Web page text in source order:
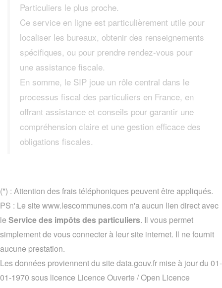
Particuliers le plus proche.
Ce service en ligne est particulièrement utile pour
localiser les bureaux, obtenir des renseignements
spécifiques, ou pour prendre rendez-vous pour
une assistance fiscale.
En somme, le SIP joue un rôle central dans le
processus fiscal des particuliers en France, en
offrant assistance et conseils pour garantir une
compréhension claire et une gestion efficace des
obligations fiscales.
(*) : Attention des frais téléphoniques peuvent être appliqués.
PS : Le site www.lescommunes.com n'a aucun lien direct avec
le Service des impôts des particuliers. Il vous permet
simplement de vous connecter à leur site internet. Il ne fournit
aucune prestation.
Les données proviennent du site data.gouv.fr mise à jour du 01-
01-1970 sous licence Licence Ouverte / Open Licence